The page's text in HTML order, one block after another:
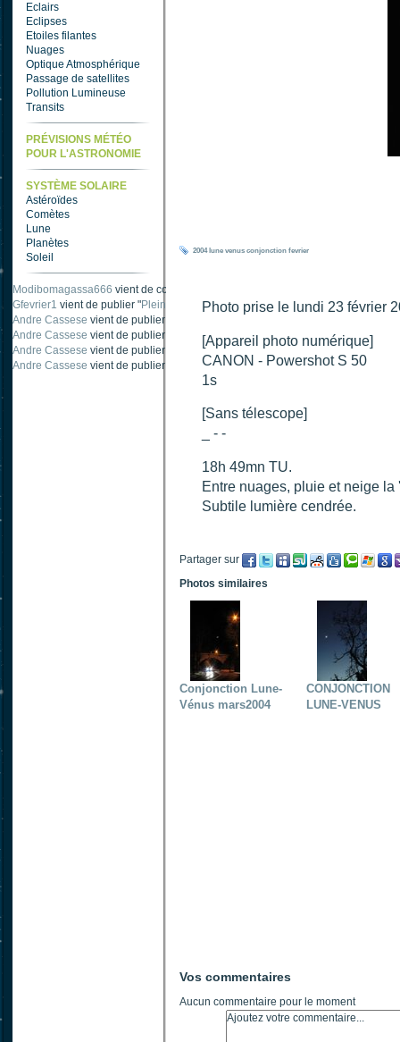
Eclairs
Eclipses
Etoiles filantes
Nuages
Optique Atmosphérique
Passage de satellites
Pollution Lumineuse
Transits
PRÉVISIONS MÉTÉO
POUR L'ASTRONOMIE
SYSTÈME SOLAIRE
Astéroïdes
Comètes
Lune
Planètes
Soleil
Modibomagassa666 vient de commenter "
Gfevrier1 vient de publier "Pleine Lune - 9 Aout 205".
Andre Cassese vient de publier "
Andre Cassese vient de publier "
Tache solaire 21 juin 2021 lunette halpha 120
Andre Cassese vient de publier "
taches solaires et zone active halpha 27 juin
Andre Cassese vient de publier " Protuberance explosive 9 juin 2021 lunette
2004 lune venus conjonction fevrier
Photo prise le lundi 23 février
[Appareil photo numérique]
CANON - Powershot S 50
1s
[Sans télescope]
_ - -
18h 49mn TU.
Entre nuages, pluie et neige la
Subtile lumière cendrée.
Partager sur
Photos similaires
Conjonction Lune-
Vénus mars2004
CONJONCTION
LUNE-VENUS
Vos commentaires
Aucun commentaire pour le moment